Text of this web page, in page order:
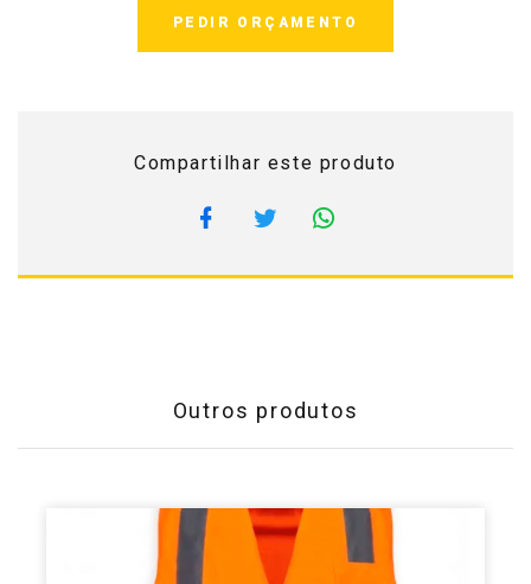
PEDIR ORÇAMENTO
Compartilhar este produto
Outros produtos